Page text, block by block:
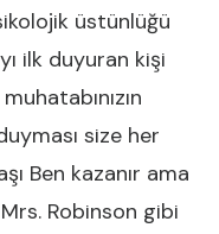
üstünlüğü
ilk duyuran kişi
size her
Ben kazanır ama
Robinson gibi